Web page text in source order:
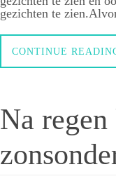
gezichten te
CONTINUE
Na